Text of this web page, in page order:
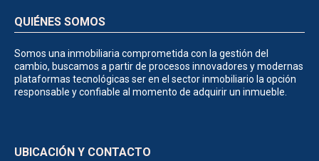
QUIÉNES SOMOS
Somos una inmobiliaria comprometida con la gestión del
cambio, buscamos a partir de procesos innovadores y modernas
plataformas tecnológicas ser en el sector inmobiliario la opción
responsable y confiable al momento de adquirir un inmueble.
UBICACIÓN Y CONTACTO